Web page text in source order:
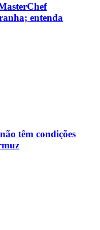
entenda
têm condições